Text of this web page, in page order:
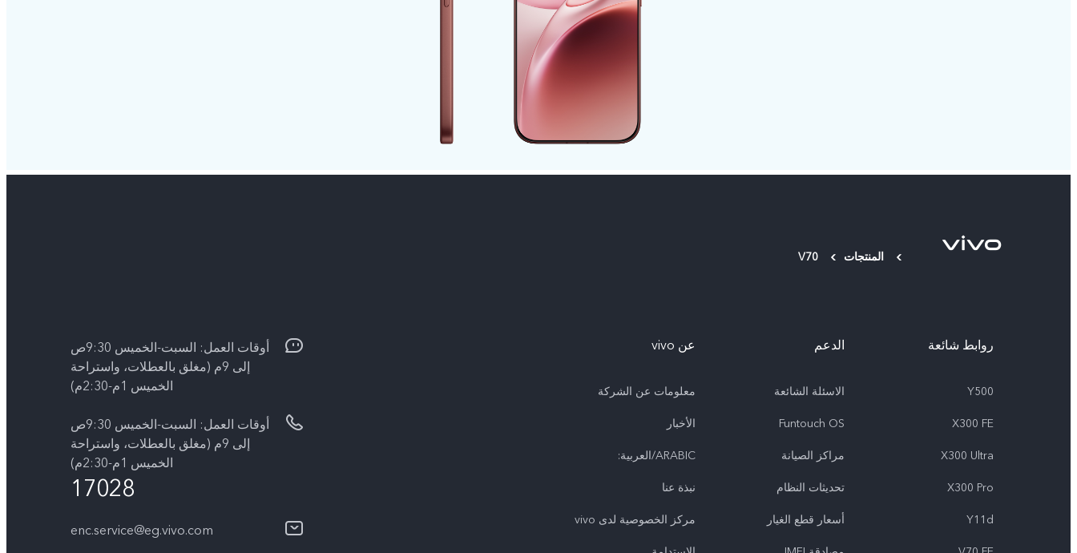
المنتجات V70
روابط شائعة
Y500
X300 FE
X300 Ultra
X300 Pro
Y11d
الدعم
الاسئلة الشائعة
Funtouch OS
مراكز الصيانة
تحديثات النظام
أسعار قطع الغيار
عن vivo
معلومات عن الشركة
الأخبار
ARABIC/العربية:
نبذة عنا
مركز الخصوصية لدى vivo
أوقات العمل: السبت-الخميس 9:30ص
إلى 9م (مغلق بالعطلات، واستراحة
الخميس 1م-2:30م)
أوقات العمل: السبت-الخميس 9:30ص
إلى 9م (مغلق بالعطلات، واستراحة
الخميس 1م-2:30م)
17028
enc.service@eg.vivo.com